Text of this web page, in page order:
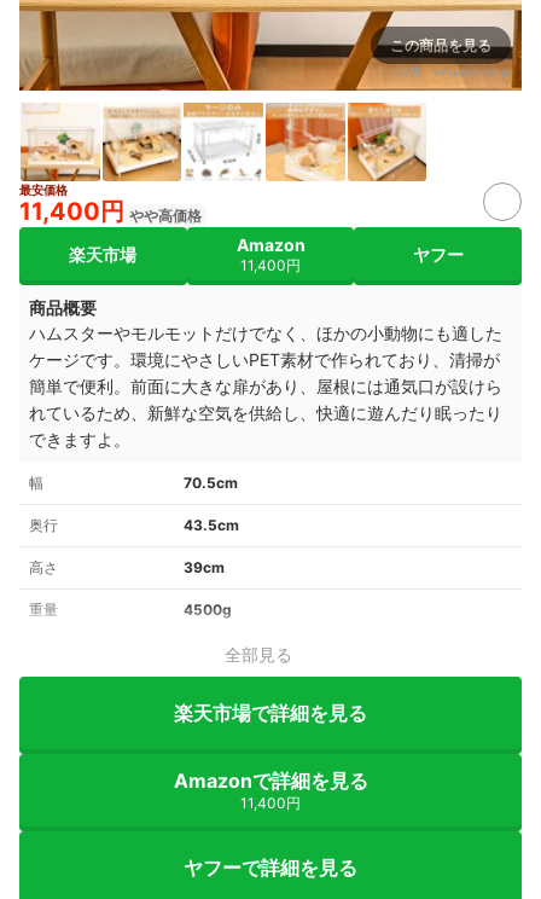
この商品を見る
出典：amazon.co.jp
最安価格
11,400円 やや高価格
楽天市場 Amazon
11,400円
ヤフー
商品概要
ハムスターやモルモットだけでなく、ほかの小動物にも適した
ケージです。環境にやさしいPET素材で作られており、清掃が
簡単で便利。前面に大きな扉があり、屋根には通気口が設けら
れているため、新鮮な空気を供給し、快適に遊んだり眠ったり
できますよ。
幅 70.5cm
奥行 43.5cm
高さ 39cm
重量 4500g
全部見る
楽天市場で詳細を見る
Amazonで詳細を見る
11,400円
ヤフーで詳細を見る